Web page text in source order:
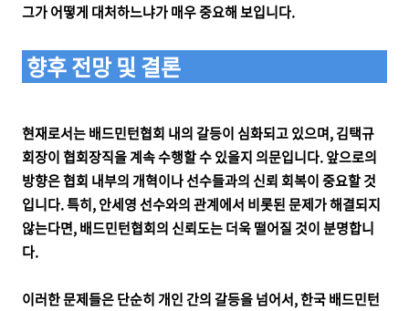
그가 어떻게 대처하느냐가 매우 중요해 보입니다.
향후 전망 및 결론
현재로서는 배드민턴협회 내의 갈등이 심화되고 있으며, 김택규
회장이 협회장직을 계속 수행할 수 있을지 의문입니다. 앞으로의
방향은 협회 내부의 개혁이나 선수들과의 신뢰 회복이 중요할 것
입니다. 특히, 안세영 선수와의 관계에서 비롯된 문제가 해결되지
않는다면, 배드민턴협회의 신뢰도는 더욱 떨어질 것이 분명합니
다.
이러한 문제들은 단순히 개인 간의 갈등을 넘어서, 한국 배드민턴